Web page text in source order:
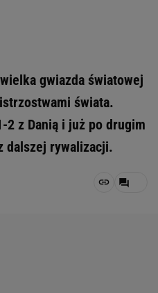
gwiazda światowej
świata.
2 z Danią i już po drugim
dalszej rywalizacji.